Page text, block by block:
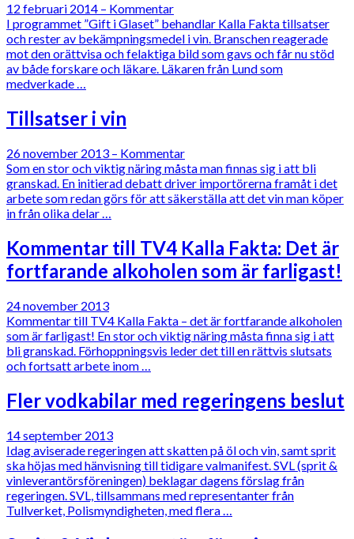
12 februari 2014 – Kommentar
I programmet ”Gift i Glaset” behandlar Kalla Fakta tillsatser
och rester av bekämpningsmedel i vin. Branschen reagerade
mot den orättvisa och felaktiga bild som gavs och får nu stöd
av både forskare och läkare. Läkaren från Lund som
medverkade …
Tillsatser i vin
26 november 2013 – Kommentar
Som en stor och viktig näring måsta man finnas sig i att bli
granskad. En initierad debatt driver importörerna framåt i det
arbete som redan görs för att säkerställa att det vin man köper
in från olika delar …
Kommentar till TV4 Kalla Fakta: Det är
fortfarande alkoholen som är farligast!
24 november 2013
Kommentar till TV4 Kalla Fakta – det är fortfarande alkoholen
som är farligast! En stor och viktig näring måsta finna sig i att
bli granskad. Förhoppningsvis leder det till en rättvis slutsats
och fortsatt arbete inom …
Fler vodkabilar med regeringens beslut
14 september 2013
Idag aviserade regeringen att skatten på öl och vin, samt sprit
ska höjas med hänvisning till tidigare valmanifest. SVL (sprit &
vinleverantörsföreningen) beklagar dagens förslag från
regeringen. SVL, tillsammans med representanter från
Tullverket, Polismyndigheten, med flera …